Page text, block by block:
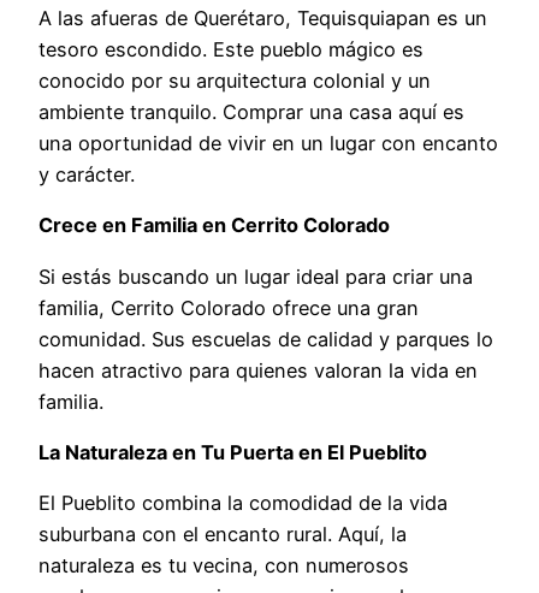
A las afueras de Querétaro, Tequisquiapan es un
tesoro escondido. Este pueblo mágico es
conocido por su arquitectura colonial y un
ambiente tranquilo. Comprar una casa aquí es
una oportunidad de vivir en un lugar con encanto
y carácter.
Crece en Familia en Cerrito Colorado
Si estás buscando un lugar ideal para criar una
familia, Cerrito Colorado ofrece una gran
comunidad. Sus escuelas de calidad y parques lo
hacen atractivo para quienes valoran la vida en
familia.
La Naturaleza en Tu Puerta en El Pueblito
El Pueblito combina la comodidad de la vida
suburbana con el encanto rural. Aquí, la
naturaleza es tu vecina, con numerosos